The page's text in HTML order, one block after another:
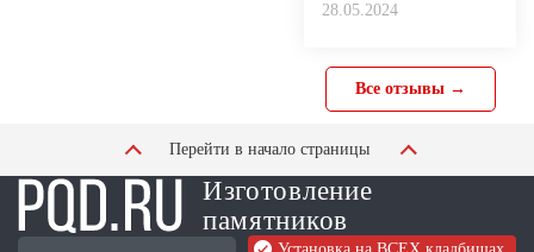
28.05.2024
Все отзывы →
Перейти в начало страницы
Изготовление
памятников